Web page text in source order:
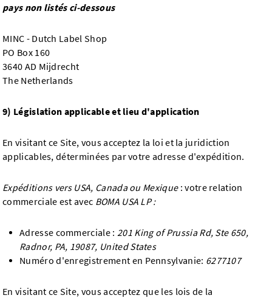
pays non listés ci-dessous
MINC - Dutch Label Shop
PO Box 160
3640 AD Mijdrecht
The Netherlands
9) Législation applicable et lieu d'application
En visitant ce Site, vous acceptez la loi et la juridiction
applicables, déterminées par votre adresse d'expédition.
Expéditions vers USA, Canada ou Mexique: votre relation
commerciale est avec BOMA USA LP :
Adresse commerciale : 201 King of Prussia Rd, Ste 650,
Radnor, PA, 19087, United States
Numéro d'enregistrement en Pennsylvanie: 6277107
En visitant ce Site, vous acceptez que les lois de la